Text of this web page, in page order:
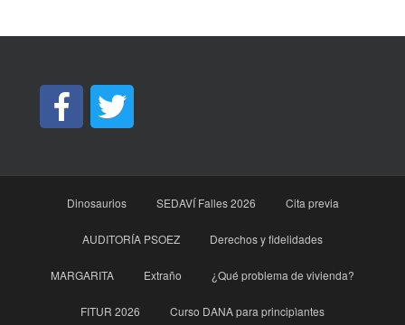
Dinosaurios SEDAVÍ Falles 2026 Cita previa
AUDITORÍA PSOEZ Derechos y fidelidades
MARGARITA Extraño ¿Qué problema de vivienda?
FITUR 2026 Curso DANA para principìantes